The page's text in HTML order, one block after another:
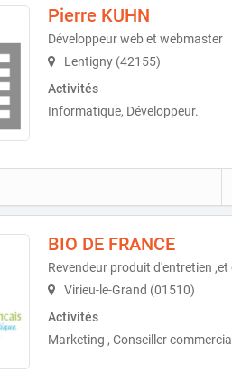
Pierre KUHN
Développeur web et webmaster
Lentigny (42155)
Activités
Informatique, Développeur.
BIO DE FRANCE
Revendeur produit d'entretien ,et
Virieu-le-Grand (01510)
Activités
Marketing , Conseiller